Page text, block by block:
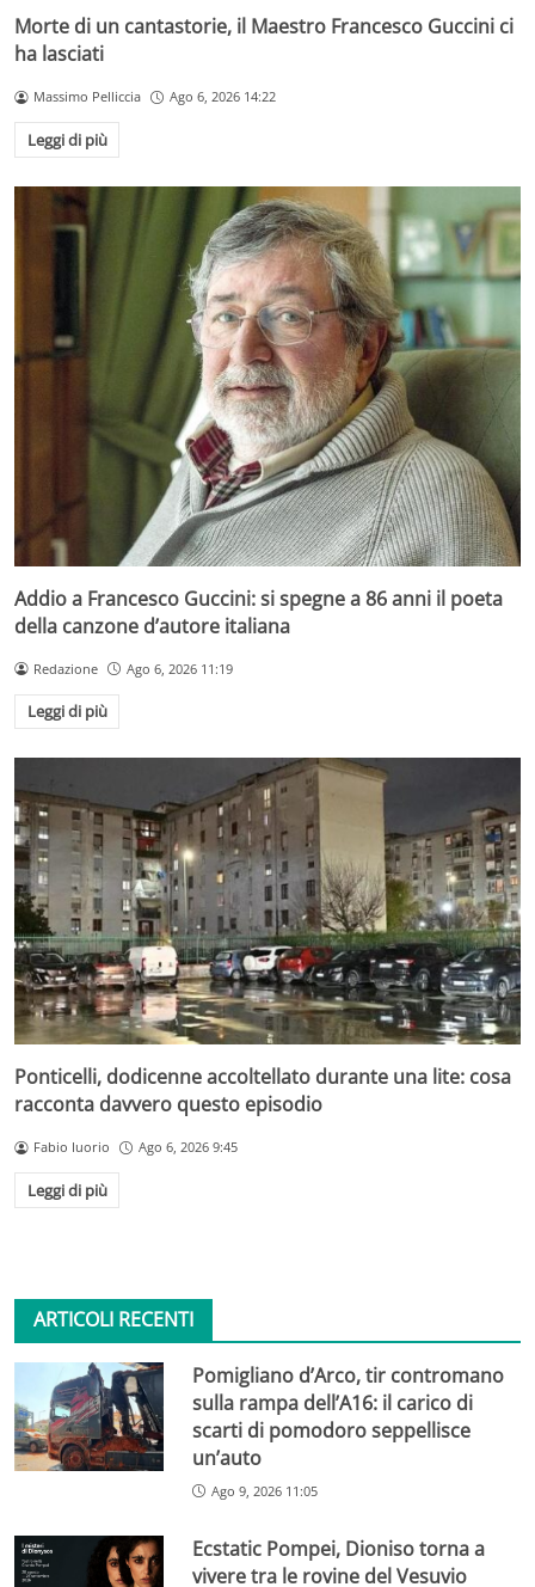
Morte di un cantastorie, il Maestro Francesco Guccini ci
ha lasciati
Massimo Pelliccia Ago 6, 2026 14:22
Leggi di più
Addio a Francesco Guccini: si spegne a 86 anni il poeta
della canzone d’autore italiana
Redazione Ago 6, 2026 11:19
Leggi di più
Ponticelli, dodicenne accoltellato durante una lite: cosa
racconta davvero questo episodio
Fabio Iuorio Ago 6, 2026 9:45
Leggi di più
ARTICOLI RECENTI
Pomigliano d’Arco, tir contromano
sulla rampa dell’A16: il carico di
scarti di pomodoro seppellisce
un’auto
Ago 9, 2026 11:05
Ecstatic Pompei, Dioniso torna a
vivere tra le rovine del Vesuvio